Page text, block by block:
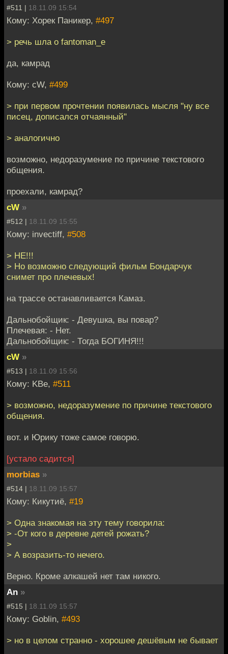
#511 | 18.11.09 15:54
Кому: Хорек Паникер, #497
> речь шла о fantoman_e
да, камрад
Кому: cW, #499
> при первом прочтении появилась мысля "ну все
писец, дописался отчаянный"
> аналогично
возможно, недоразумение по причине текстового
общения.
проехали, камрад?
cW »
#512 | 18.11.09 15:55
Кому: invectiff, #508
> НЕ!!!
> Но возможно следующий фильм Бондарчук
снимет про плечевых!
на трассе останавливается Камаз.
Дальнобойщик: - Девушка, вы повар?
Плечевая: - Нет.
Дальнобойщик: - Тогда БОГИНЯ!!!
cW »
#513 | 18.11.09 15:56
Кому: KBe, #511
> возможно, недоразумение по причине текстового
общения.
вот. и Юрику тоже самое говорю.
[устало садится]
morbias »
#514 | 18.11.09 15:57
Кому: Кикутиё, #19
> Одна знакомая на эту тему говорила:
> -От кого в деревне детей рожать?
>
> А возразить-то нечего.
Верно. Кроме алкашей нет там никого.
An »
#515 | 18.11.09 15:57
Кому: Goblin, #493
> но в целом странно - хорошее дешёвым не бывает